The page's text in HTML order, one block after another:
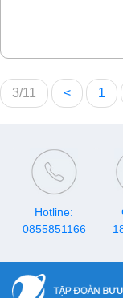
3/11 < 1
Hotline:
0855851166